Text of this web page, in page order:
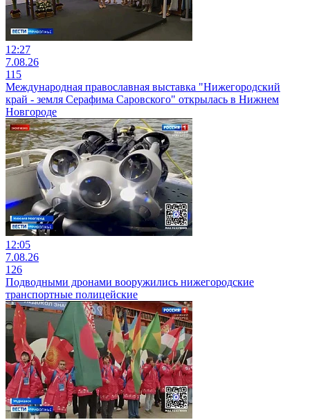
12:27
7.08.26
115
Международная православная выставка "Нижегородский
край - земля Серафима Саровского" открылась в Нижнем
Новгороде
12:05
7.08.26
126
Подводными дронами вооружились нижегородские
транспортные полицейские